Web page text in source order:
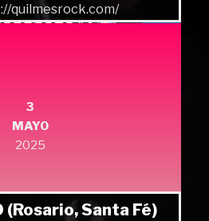
quilmesrock.com/
3
MAYO
2025
(Rosario, Santa Fé)